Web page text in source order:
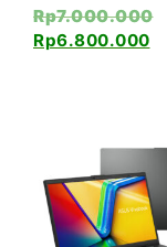
Rp7.000.000
Rp6.800.000